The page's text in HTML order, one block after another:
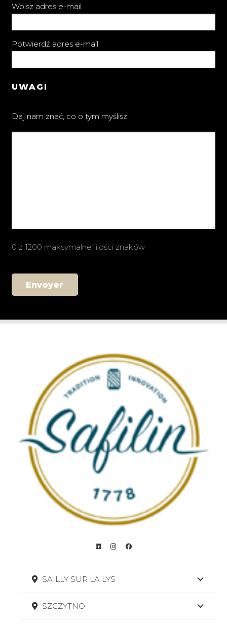
Wpisz adres e-mail
Potwierdź adres e-mail
UWAGI
Daj nam znać, co o tym myślisz.
0 z 1200 maksymalnej ilości znaków
SAILLY SUR LA LYS
SZCZYTNO